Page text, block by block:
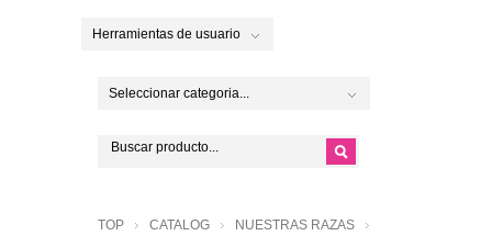
Herramientas de usuario
Seleccionar categoria...
TOP CATALOG NUESTRAS RAZAS